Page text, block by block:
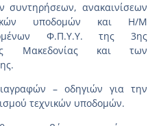
συντηρήσεων, ανακαινίσεων
υποδομών και Η/Μ
Φ.Π.Υ.Υ. της 3ης
Μακεδονίας και των
– οδηγιών για την
τεχνικών υποδομών.